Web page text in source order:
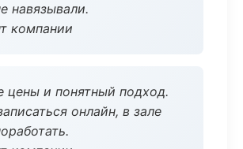
навязывали.
компании
цены и понятный подход.
онлайн, в зале